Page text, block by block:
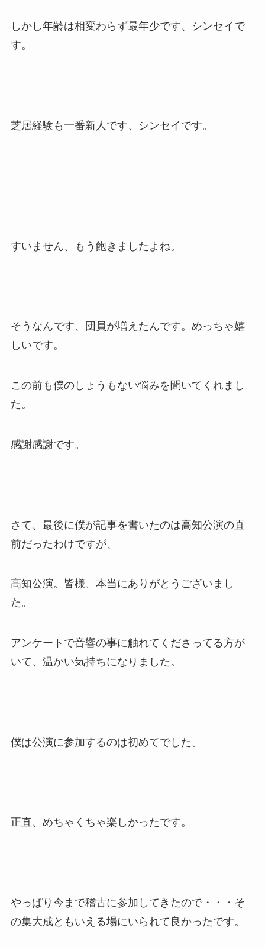
しかし年齢は相変わらず最年少です、シンセイで
す。
芝居経験も一番新人です、シンセイです。
すいません、もう飽きましたよね。
そうなんです、団員が増えたんです。めっちゃ嬉
しいです。
この前も僕のしょうもない悩みを聞いてくれまし
た。
感謝感謝です。
さて、最後に僕が記事を書いたのは高知公演の直
前だったわけですが、
高知公演。皆様、本当にありがとうございまし
た。
アンケートで音響の事に触れてくださってる方が
いて、温かい気持ちになりました。
僕は公演に参加するのは初めてでした。
正直、めちゃくちゃ楽しかったです。
やっぱり今まで稽古に参加してきたので・・・そ
の集大成ともいえる場にいられて良かったです。